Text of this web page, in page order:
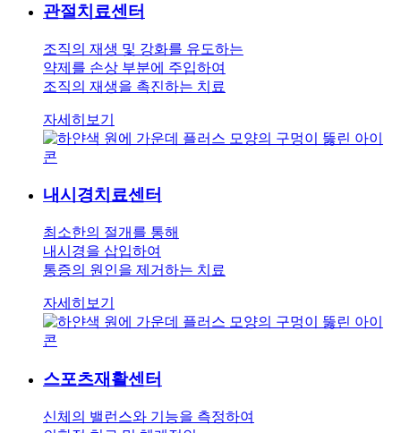
관절치료센터
조직의 재생 및 강화를 유도하는
약제를 손상 부분에 주입하여
조직의 재생을 촉진하는 치료
자세히보기
내시경치료센터
최소한의 절개를 통해
내시경을 삽입하여
통증의 원인을 제거하는 치료
자세히보기
스포츠재활센터
신체의 밸런스와 기능을 측정하여